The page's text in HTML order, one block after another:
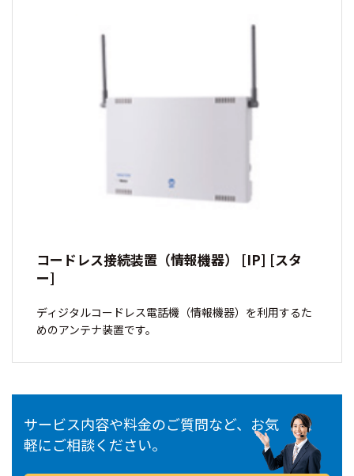
コードレス接続装置（情報機器） [IP] [スタ
ー]
ディジタルコードレス電話機（情報機器）を利用するた
めのアンテナ装置です。
サービス内容や料金のご質問など、お気
軽にご相談ください。